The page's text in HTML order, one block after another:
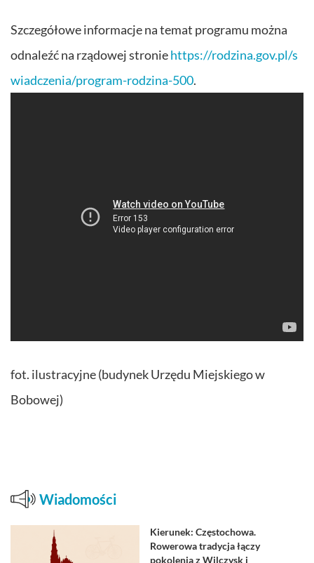
Szczegółowe informacje na temat programu można
odnaleźć na rządowej stroniehttps://rodzina.gov.pl/s
wiadczenia/program-rodzina-500.
fot. ilustracyjne (budynek Urzędu Miejskiego w
Bobowej)
Wiadomości
Kierunek: Częstochowa.
Rowerowa tradycja łączy
pokolenia z Wilczysk i